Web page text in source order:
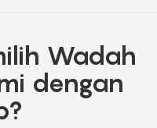
Wadah
dengan